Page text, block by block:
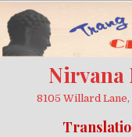
to
content
Nirvana
8105 Willard Lane,